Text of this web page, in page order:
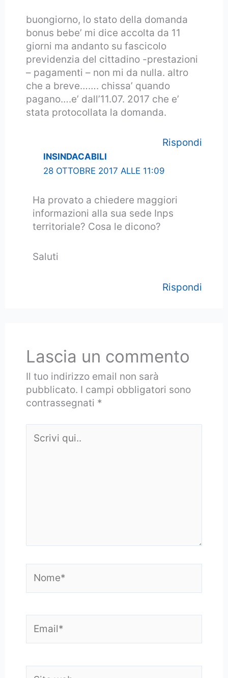
buongiorno, lo stato della domanda
bonus bebe’ mi dice accolta da 11
giorni ma andanto su fascicolo
previdenzia del cittadino -prestazioni
– pagamenti – non mi da nulla. altro
che a breve……. chissa’ quando
pagano….e’ dall’11.07. 2017 che e’
stata protocollata la domanda.
Rispondi
INSINDACABILI
28 OTTOBRE 2017 ALLE 11:09
Ha provato a chiedere maggiori
informazioni alla sua sede Inps
territoriale? Cosa le dicono?
Saluti
Rispondi
Lascia un commento
Il tuo indirizzo email non sarà
pubblicato. I campi obbligatori sono
contrassegnati *
qui..